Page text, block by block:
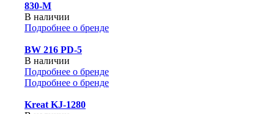
830-М
В наличии
Подробнее о бренде
BW 216 PD-5
В наличии
Подробнее о бренде
Подробнее о бренде
Kreat KJ-1280